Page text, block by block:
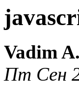
Vadim
Пт Сен